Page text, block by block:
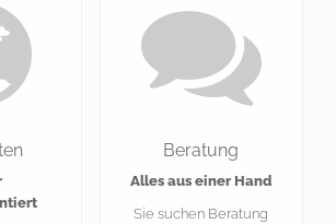
Beratung
Alles aus einer Hand
Sie suchen Beratung